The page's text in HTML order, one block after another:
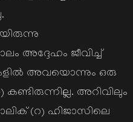
അദ്ദേഹം ജീവിച്ച്
അവയൊന്നും ഒരു
കണ്ടിരുന്നില്ല. അറിവിലും
(റ) ഹിജാസിലെ